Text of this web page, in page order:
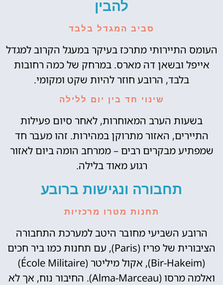
להבין
סביב המגדל בלבד
העומס התיירותי מתרכז בעיקר במעגל הקרוב למגדל
אייפל ובשאן דה מארס. במרחק של כמה רחובות
בלבד, הרובע חוזר להיות שקט ומקומי.
שינוי חד בין יום ללילה
בשעות הערב המאוחרות, לאחר סיום פעילות
התיירים, האזור מתרוקן במהירות. זהו מעבר חד
שמפתיע מבקרים רבים – ממרחב הומה ביום לאזור
רגוע מאוד בלילה.
תחבורה ונגישות ברובע
תחנות מטרו מרכזיות
הרובע השביעי מחובר היטב למערכת התחבורה
הציבורית של פריז (Paris), עם תחנות כמו ביר חכים
(Bir-Hakeim), אקול מיליטר (École Militaire)
ואלמה מרסו (Alma-Marceau). החיבור נוח, אך לא